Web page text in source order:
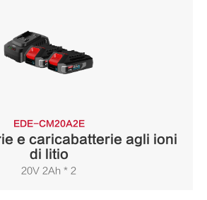
EDE-CM20A2E
e caricabatterie agli ioni
di litio
20V 2Ah * 2